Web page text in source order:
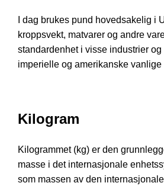
I dag brukes pund hovedsakelig i
kroppsvekt, matvarer og andre
standardenhet i visse industrier
imperielle og amerikanske vanlige
Kilogram
Kilogrammet (kg) er den
masse i det internasjonale
som massen av den